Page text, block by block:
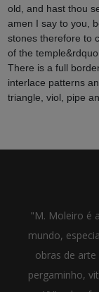
old, and hast thou
amen I say to you,
stones therefore to
of the
There is a full
interlace patterns
triangle, viol, pipe
"M. Moleiro é
mundo,
obras de
pergaminho,